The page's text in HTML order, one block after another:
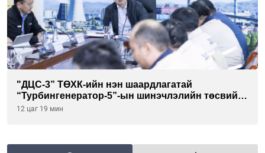
"ДЦС-3” ТӨХК-ийн нэн шаардлагатай
“Турбингенератор-5”-ын шинэчлэлийн төсвийг
шийдвэрлэхээр болов
12 цаг 19 мин